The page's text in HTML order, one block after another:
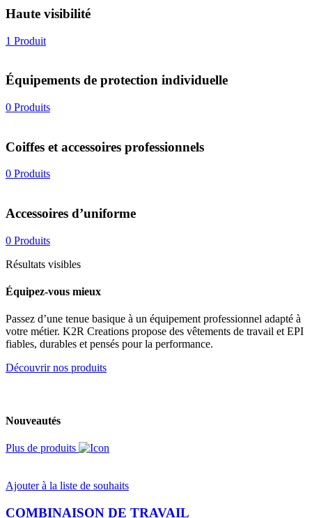
Haute visibilité
1 Produit
Équipements de protection individuelle
0 Produits
Coiffes et accessoires professionnels
0 Produits
Accessoires d’uniforme
0 Produits
Résultats visibles
Équipez-vous mieux
Passez d’une tenue basique à un équipement professionnel adapté à
votre métier. K2R Creations propose des vêtements de travail et EPI
fiables, durables et pensés pour la performance.
Découvrir nos produits
Nouveautés
Plus de produits
Ajouter à la liste de souhaits
COMBINAISON DE TRAVAIL